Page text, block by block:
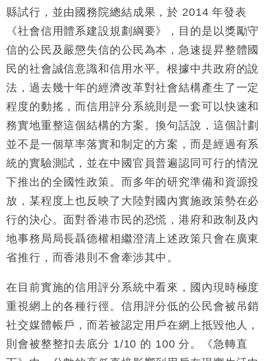
縣試行，並由國務院總結成果，於 2014 年發表
《社會信用體系建設規劃綱要》，目的是以獎勵守
信的公民及嚴懲失信的公民為本，急速提昇整體國
民的社會誠信意識和信用水平。根據中共政府的說
法，過去幾十年的經濟改革對社會結構產生了一定
程度的動搖，而信用評分系統則是一套可以快速和
務實地重整這個結構的方案。換句話說，這個計劃
並不是一個草率落實和制定的方案，而是經過有系
統的實驗測試，並在中國官員普遍認同可行的情況
下推出的全國性政策。而多年的研究準備和資源投
放，某程度上也反映了大陸對國內實施政策勢在必
行的決心。面對香港市民的恐慌，港府和政制及內
地事務局局長聶德權相繼澄清上述政策只會在廣東
省推行，而香港則不會牽涉其中。
在目前實施的信用評分系統中看來，國內現時極度
重視網上的各種行徑。信用評分低的公民會被吊銷
社交媒體帳戶，而若被認定用戶在網上抵毀他人，
則會被整整扣去底分 1/10 的 100 分。《急轉直